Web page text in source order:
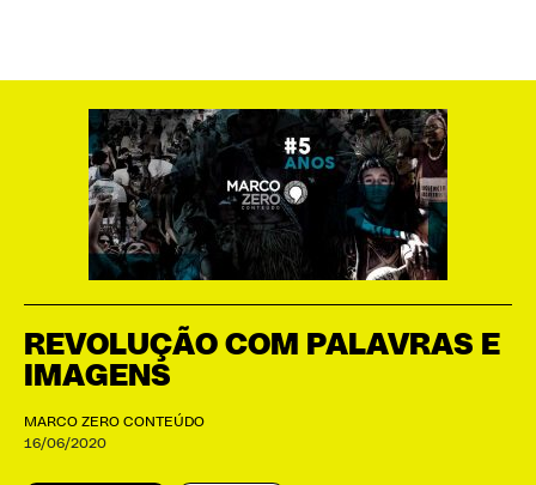
REVOLUÇÃO COM PALAVRAS E
IMAGENS
MARCO ZERO CONTEÚDO
16/06/2020